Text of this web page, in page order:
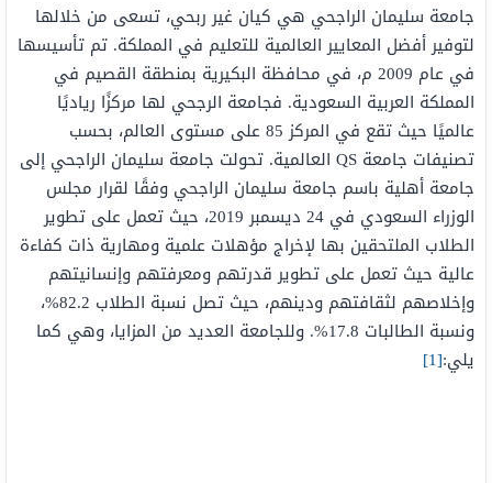
جامعة سليمان الراجحي هي كيان غير ربحي، تسعى من خلالها
لتوفير أفضل المعايير العالمية للتعليم في المملكة. تم تأسيسها
في عام 2009 م، في محافظة البكيرية بمنطقة القصيم في
المملكة العربية السعودية. فجامعة الرجحي لها مركزًا رياديًا
عالميًا حيث تقع في المركز 85 على مستوى العالم، بحسب
تصنيفات جامعة QS العالمية. تحولت جامعة سليمان الراجحي إلى
جامعة أهلية باسم جامعة سليمان الراجحي وفقًا لقرار مجلس
الوزراء السعودي في 24 ديسمبر 2019، حيث تعمل على تطوير
الطلاب الملتحقين بها لإخراج مؤهلات علمية ومهارية ذات كفاءة
عالية حيث تعمل على تطوير قدرتهم ومعرفتهم وإنسانيتهم ​​
وإخلاصهم لثقافتهم ودينهم، حيث تصل نسبة الطلاب 82.2%،
ونسبة الطالبات 17.8%. وللجامعة العديد من المزايا، وهي كما
يلي:[1]